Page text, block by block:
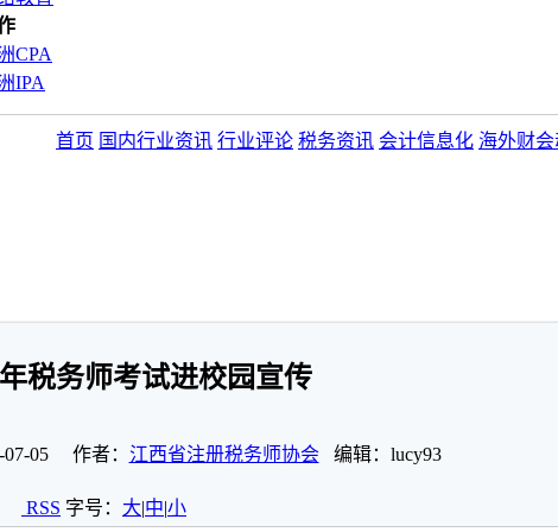
CPA
IPA
首页 国内行业资讯 行业评论 税务资讯 会计信息化 海外财
税务师考试进校园宣传
07-05 作者： 江西省注册税务师协会编辑：lucy93
RSS 字号： 大|中|小